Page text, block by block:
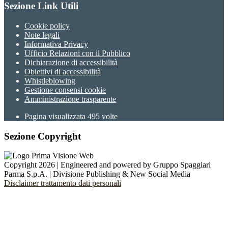
Sezione Link Utili
Cookie policy
Note legali
Informativa Privacy
Ufficio Relazioni con il Pubblico
Dichiarazione di accessibilità
Obiettivi di accessibilità
Whistleblowing
Gestione consensi cookie
Amministrazione trasparente
Pagina visualizzata 495 volte
Sezione Copyright
Copyright 2026 | Engineered and powered by Gruppo Spaggiari
Parma S.p.A. | Divisione Publishing & New Social Media
Disclaimer trattamento dati personali